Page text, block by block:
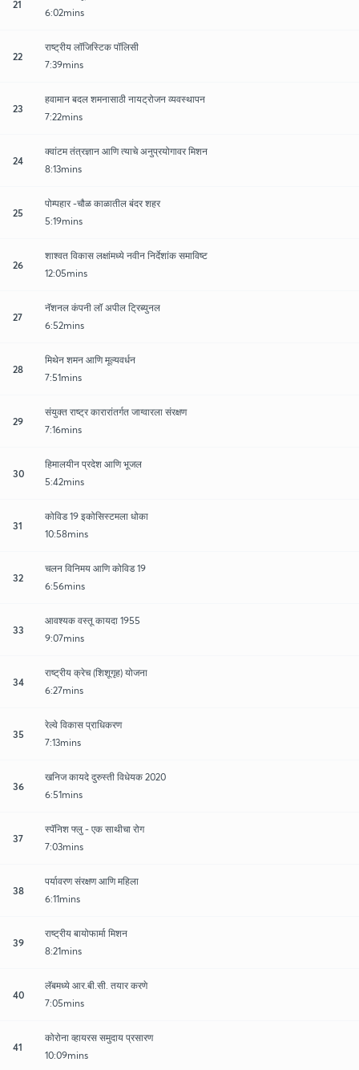
21
6:02mins
22
राष्ट्रीय लॉजिस्टिक पॉलिसी
7:39mins
23
हवामान बदल शमनासाठी नायट्रोजन व्यवस्थापन
7:22mins
24
क्वांटम तंत्रज्ञान आणि त्याचे अनुप्रयोगावर मिशन
8:13mins
25
पोम्पहार -चौळ काळातील बंदर शहर
5:19mins
26
शाश्वत विकास लक्षांमध्ये नवीन निर्देशांक समाविष्ट
12:05mins
27
नॅशनल कंपनी लॉ अपील ट्रिब्युनल
6:52mins
28
मिथेन शमन आणि मूल्यवर्धन
7:51mins
29
संयुक्त राष्ट्र कारारांतर्गत जाग्वारला संरक्षण
7:16mins
30
हिमालयीन प्रदेश आणि भूजल
5:42mins
31
कोविड 19 इकोसिस्टमला धोका
10:58mins
32
चलन विनिमय आणि कोविड 19
6:56mins
33
आवश्यक वस्तू कायदा 1955
9:07mins
34
राष्ट्रीय क्रेच (शिशूगृह) योजना
6:27mins
35
रेल्वे विकास प्राधिकरण
7:13mins
36
खनिज कायदे दुरुस्ती विधेयक 2020
6:51mins
37
स्पॅनिश फ्लु - एक साथीचा रोग
7:03mins
38
पर्यावरण संरक्षण आणि महिला
6:11mins
39
राष्ट्रीय बायोफार्मा मिशन
8:21mins
40
लॅबमध्ये आर.बी.सी. तयार करणे
7:05mins
41
कोरोना व्हायरस समुदाय प्रसारण
10:09mins